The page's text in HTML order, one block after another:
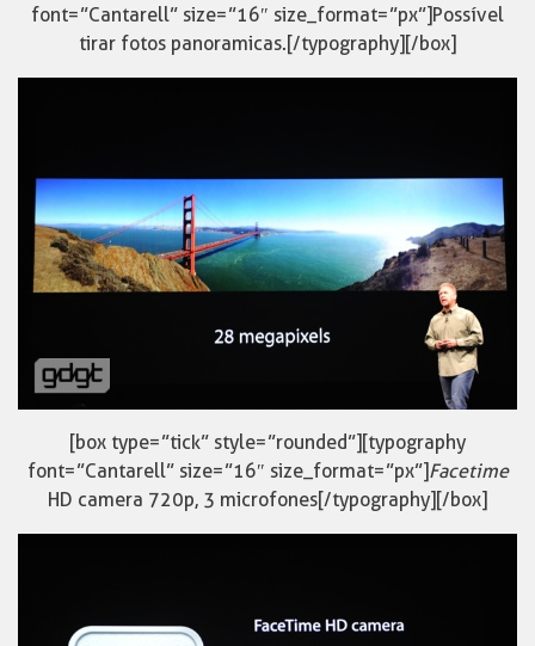
font=”Cantarell” size=”16″ size_format=”px”]Possível
tirar fotos panoramicas.[/typography][/box]
[box type=”tick” style=”rounded”][typography
font=”Cantarell” size=”16″ size_format=”px”]Facetime
HD camera 720p, 3 microfones[/typography][/box]